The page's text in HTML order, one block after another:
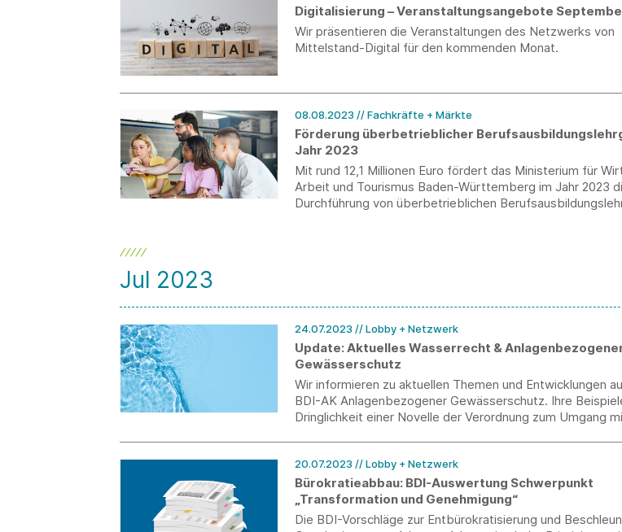
Digitalisierung – Veranstaltungsangebote
Wir präsentieren die Veranstaltungen des Netzwerks von
Mittelstand-Digital für den kommenden Monat.
08.08.2023 // Fachkräfte + Märkte
Förderung überbetrieblicher
Jahr 2023
Mit rund 12,1 Millionen Euro fördert das Ministerium für
Arbeit und Tourismus Baden-Württemberg im Jahr 2023
Durchführung von überbetrieblichen
Jul 2023
24.07.2023 // Lobby + Netzwerk
Update: Aktuelles Wasserrecht &
Gewässerschutz
Wir informieren zu aktuellen Themen und Entwicklungen
BDI-AK Anlagenbezogener Gewässerschutz. Ihre
Dringlichkeit einer Novelle der Verordnung zum Umgang
September 2023 entgegengenommen.
20.07.2023 // Lobby + Netzwerk
Bürokratieabbau: BDI-Auswertung Schwerpunkt
„Transformation und Genehmigung“
Die BDI-Vorschläge zur Entbürokratisierung und